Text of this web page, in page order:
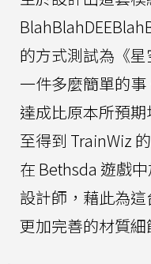
的方式測試為《
一件多麼簡單的
達成比原本所預
至得到 TrainWiz
在 Bethsda 遊戲
設計師，藉此為
更加完善的材質細